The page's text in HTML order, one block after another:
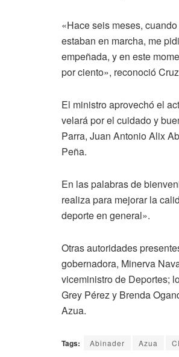
«Hace seis meses,
estaban en marcha, me
empeñada, y en este
por ciento», reconoció
El ministro aprovechó el
velará por el cuidado y
Parra, Juan Antonio Alix
Peña.
En las palabras de
realiza para mejorar la
deporte en general».
Otras autoridades
gobernadora, Minerva
viceministro de Deportes;
Grey Pérez y Brenda
Azua.
Tags: Abinader Azua